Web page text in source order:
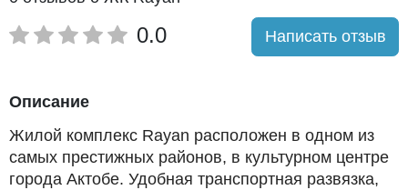
0.0 Написать отзыв
Описание
Жилой комплекс Rayan расположен в одном из
самых престижных районов, в культурном центре
города Актобе. Удобная транспортная развязка,